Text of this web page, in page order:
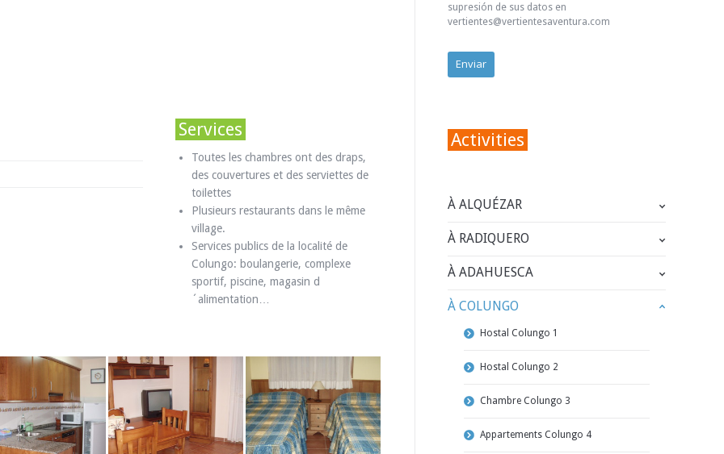
Services
Toutes les chambres ont des draps,
des couvertures et des serviettes de
toilettes
Plusieurs restaurants dans le même
village.
Services publics de la localité de
Colungo: boulangerie, complexe
sportif, piscine, magasin d
´alimentation…
supresión de sus datos en
vertientes@vertientesaventura.com
Activities
À ALQUÉZAR
À RADIQUERO
À ADAHUESCA
À COLUNGO
Hostal Colungo 1
Hostal Colungo 2
Chambre Colungo 3
Appartements Colungo 4